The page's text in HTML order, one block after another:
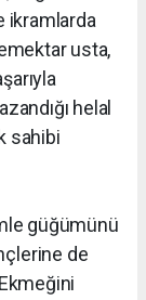
ikramlarda
usta,
helal
sahibi
güğümünü
de